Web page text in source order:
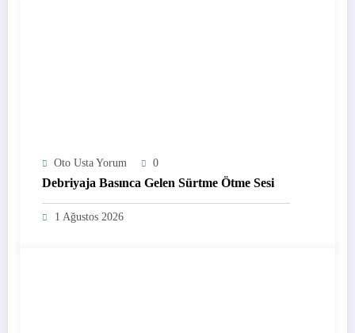
Oto Usta Yorum 0
Debriyaja Basınca Gelen Sürtme Ötme Sesi
1 Ağustos 2026